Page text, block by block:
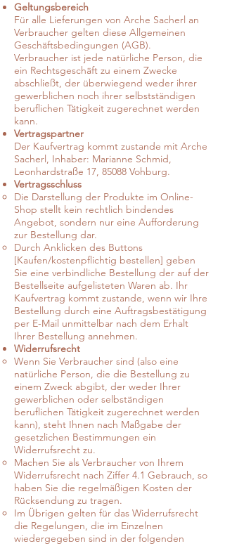
Geltungsbereich
Für alle Lieferungen von Arche Sacherl an
Verbraucher gelten diese Allgemeinen
Geschäftsbedingungen (AGB).
Verbraucher ist jede natürliche Person, die
ein Rechtsgeschäft zu einem Zwecke
abschließt, der überwiegend weder ihrer
gewerblichen noch ihrer selbstständigen
beruflichen Tätigkeit zugerechnet werden
kann.
Vertragspartner
Der Kaufvertrag kommt zustande mit Arche
Sacherl, Inhaber: Marianne Schmid,
Leonhardstraße 17, 85088 Vohburg.
Vertragsschluss
Die Darstellung der Produkte im Online-
Shop stellt kein rechtlich bindendes
Angebot, sondern nur eine Aufforderung
zur Bestellung dar.
Durch Anklicken des Buttons
[Kaufen/kostenpflichtig bestellen] geben
Sie eine verbindliche Bestellung der auf der
Bestellseite aufgelisteten Waren ab. Ihr
Kaufvertrag kommt zustande, wenn wir Ihre
Bestellung durch eine Auftragsbestätigung
per E-Mail unmittelbar nach dem Erhalt
Ihrer Bestellung annehmen.
Widerrufsrecht
Wenn Sie Verbraucher sind (also eine
natürliche Person, die die Bestellung zu
einem Zweck abgibt, der weder Ihrer
gewerblichen oder selbständigen
beruflichen Tätigkeit zugerechnet werden
kann), steht Ihnen nach Maßgabe der
gesetzlichen Bestimmungen ein
Widerrufsrecht zu.
Machen Sie als Verbraucher von Ihrem
Widerrufsrecht nach Ziffer 4.1 Gebrauch, so
haben Sie die regelmäßigen Kosten der
Rücksendung zu tragen.
Im Übrigen gelten für das Widerrufsrecht
die Regelungen, die im Einzelnen
wiedergegeben sind in der folgenden